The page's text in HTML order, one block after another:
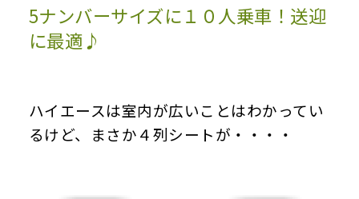
5ナンバーサイズに１０人乗車！送迎
に最適♪
ハイエースは室内が広いことはわかってい
るけど、まさか４列シートが・・・・